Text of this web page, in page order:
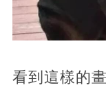
看到這樣的